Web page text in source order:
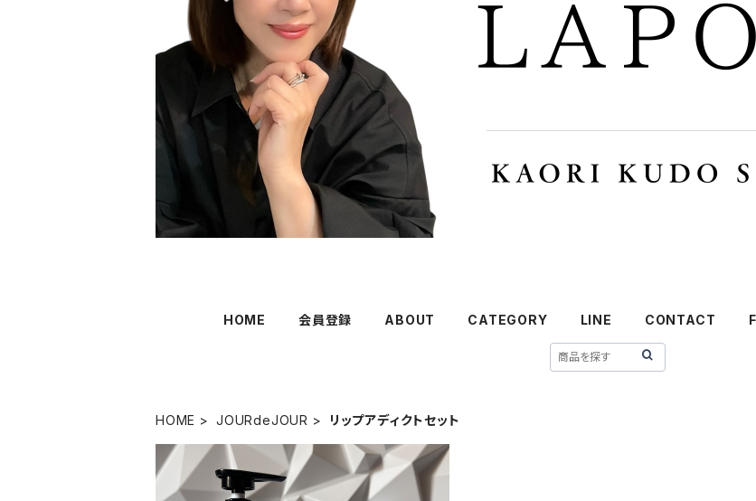
HOME 会員登録 ABOUT CATEGORY LINE CONTACT
HOME JOURdeJOUR リップアディクトセット